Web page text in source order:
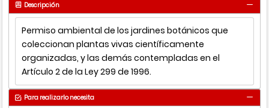
Descripción
Permiso ambiental de los jardines botánicos que
coleccionan plantas vivas científicamente
organizadas, y las demás contempladas en el
Artículo 2 de la Ley 299 de 1996.
Para realizarlo necesita